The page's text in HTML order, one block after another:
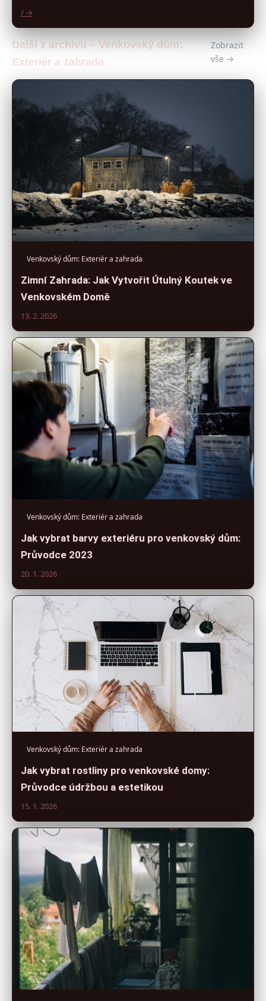
/ →
Další z archivu – Venkovský dům:
Exteriér a zahrada
Zobrazit
vše →
Venkovský dům: Exteriér a zahrada
Zimní Zahrada: Jak Vytvořit Útulný Koutek ve
Venkovském Domě
13. 2. 2026
Venkovský dům: Exteriér a zahrada
Jak vybrat barvy exteriéru pro venkovský dům:
Průvodce 2023
20. 1. 2026
Venkovský dům: Exteriér a zahrada
Jak vybrat rostliny pro venkovské domy:
Průvodce údržbou a estetikou
15. 1. 2026